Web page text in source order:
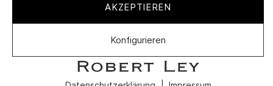
AKZEPTIEREN
Konfigurieren